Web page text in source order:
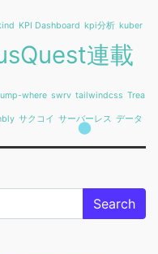
KPI Dashboard kpi分析 kuber
連載
where swrv tailwindcss Trea
サクコイ サーバーレス データ